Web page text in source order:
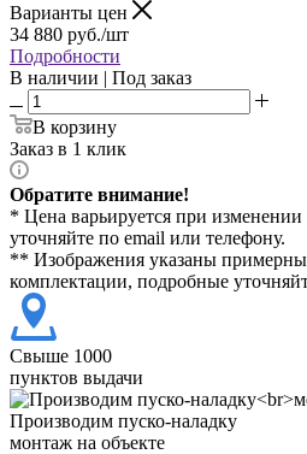
Варианты цен
34 880 руб./шт
Подробности
В наличии | Под заказ
В корзину
Заказ в 1 клик
Обратите внимание!
* Цена варьируется при изменении
уточняйте по email или телефону.
** Изображения указаны
комплектации, подробные
Свыше 1000
пунктов выдачи
Производим пуско-наладку
монтаж на объекте